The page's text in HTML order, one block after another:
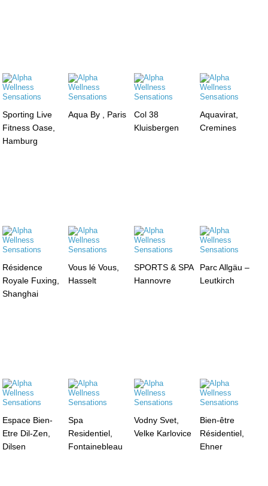
Sporting Live
Fitness Oase,
Hamburg
Aqua By , Paris
Col 38
Kluisbergen
Aquavirat,
Cremines
Résidence
Royale Fuxing,
Shanghai
Vous lé Vous,
Hasselt
SPORTS & SPA
Hannovre
Parc Allgäu –
Leutkirch
Espace Bien-
Etre Dil-Zen,
Dilsen
Spa
Residentiel,
Fontainebleau
Vodny Svet,
Velke Karlovice
Bien-être
Résidentiel,
Ehner